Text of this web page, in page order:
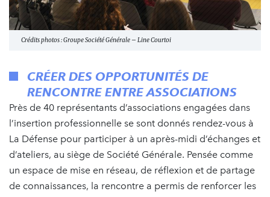
Crédits photos : Groupe Société Générale – Line Courtoi
CRÉER DES OPPORTUNITÉS DE
RENCONTRE ENTRE ASSOCIATIONS
Près de 40 représentants d’associations engagées dans
l’insertion professionnelle se sont donnés rendez-vous à
La Défense pour participer à un après-midi d’échanges et
d’ateliers, au siège de Société Générale. Pensée comme
un espace de mise en réseau, de réflexion et de partage
de connaissances, la rencontre a permis de renforcer les